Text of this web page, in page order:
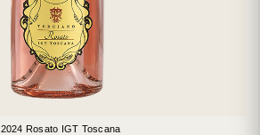
2024 Rosato IGT Toscana